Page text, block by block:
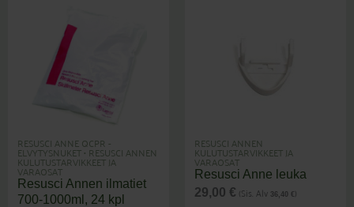
RESUSCI ANNE QCPR -
ELVYTYSNUKET• RESUSCI ANNEN
KULUTUSTARVIKKEET JA
VARAOSAT
Resusci Annen ilmatiet
700-1000ml, 24 kpl
RESUSCI ANNEN
KULUTUSTARVIKKEET JA
VARAOSAT
Resusci Anne leuka
29,00 € (Sis. Alv 36,40 € )